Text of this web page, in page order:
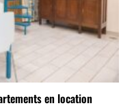
en location